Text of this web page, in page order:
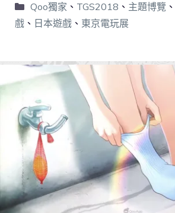
Qoo獨家 、 TGS2018 、 主題博覽 、
戲 、 日本遊戲 、 東京電玩展